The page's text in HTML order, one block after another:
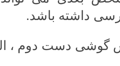
داشته باشد.